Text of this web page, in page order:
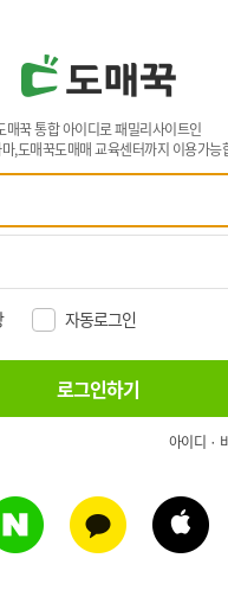
매꾹 통합 아이디로 패밀리사이트인
,도매꾹도매매 교육센터까지 이용가능
자동로그인
아이디 ·